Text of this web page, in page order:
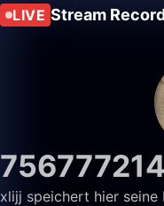
LIVE Stream
756777214
xlijj speichert hier seine